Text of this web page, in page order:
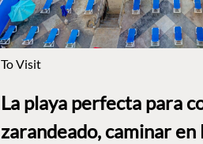
To Visit
La playa perfecta para
zarandeado, caminar en